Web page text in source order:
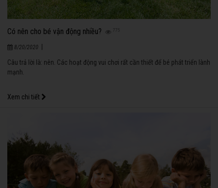
Có nên cho bé vận động nhiều? 775
8/20/2020
Câu trả lời là: nên. Các hoạt động vui chơi rất cần thiết để bé phát triển lành
mạnh.
Xem chi tiết